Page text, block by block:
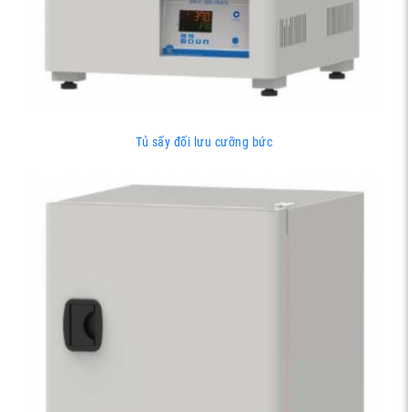
Tủ sấy đối lưu cưỡng bức